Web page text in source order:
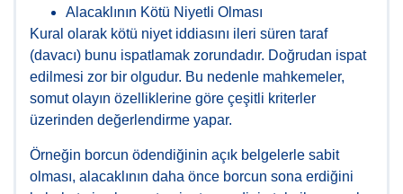
Alacaklının Kötü Niyetli Olması
Kural olarak kötü niyet iddiasını ileri süren taraf
(davacı) bunu ispatlamak zorundadır. Doğrudan ispat
edilmesi zor bir olgudur. Bu nedenle mahkemeler,
somut olayın özelliklerine göre çeşitli kriterler
üzerinden değerlendirme yapar.
Örneğin borcun ödendiğinin açık belgelerle sabit
olması, alacaklının daha önce borcun sona erdiğini